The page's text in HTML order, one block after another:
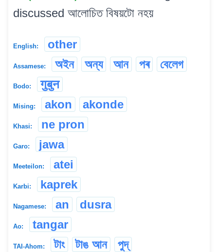
discussed আলোচিত বিষয়টো নহয়
English: other
Assamese: অইন অন্য আন পৰ বেলেগ
Bodo: गुबुन
Mising: akon akonde
Khasi: ne pron
Garo: jawa
Meeteilon: atei
Karbi: kaprek
Nagamese: an dusra
Ao: tangar
TAI-Ahom: টাং টাঙ আন পুদ্